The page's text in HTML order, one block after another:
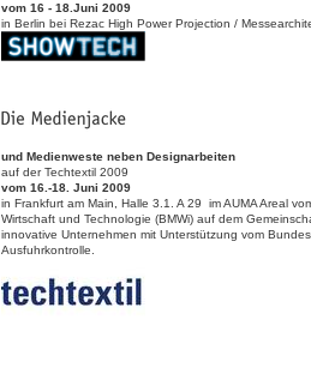
vom 16 - 18.Juni 2009
in Berlin bei Rezac High Power Projection /
und Medienweste neben Designarbeiten
auf der Techtextil 2009
vom 16.-18. Juni 2009
in Frankfurt am Main, Halle 3.1. A 29 im AUMA Areal
Wirtschaft und Technologie (BMWi) auf dem
innovative Unternehmen mit Unterstützung vom
Ausfuhrkontrolle.